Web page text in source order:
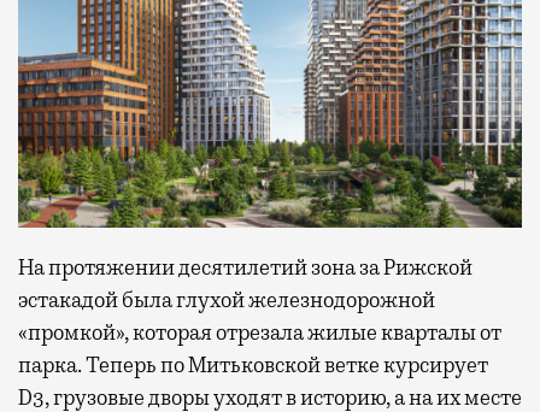
На протяжении десятилетий зона за Рижской
эстакадой была глухой железнодорожной
«промкой», которая отрезала жилые кварталы от
парка. Теперь по Митьковской ветке курсирует
D3, грузовые дворы уходят в историю, а на их месте